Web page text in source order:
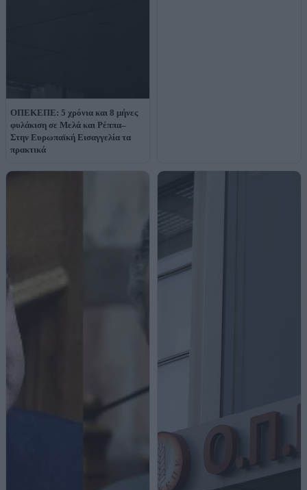
ΟΠΕΚΕΠΕ: 5 χρόνια και 8 μήνες
φυλάκιση σε Μελά και Ρέππα–
Στην Ευρωπαϊκή Εισαγγελία τα
πρακτικά